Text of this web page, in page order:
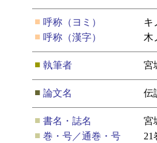
■ 呼称（ヨミ）
キ
■ 呼称（漢字） 木
■ 執筆者 宮
■ 論文名 伝
■ 書名・誌名
宮
■ 巻・号／通巻・号
21